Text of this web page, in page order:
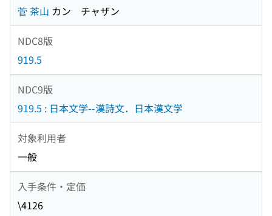
菅 茶山 カン チャザン
NDC8版
919.5
NDC9版
919.5 : 日本文学--漢詩文．日本漢文学
対象利用者
一般
入手条件・定価
\4126